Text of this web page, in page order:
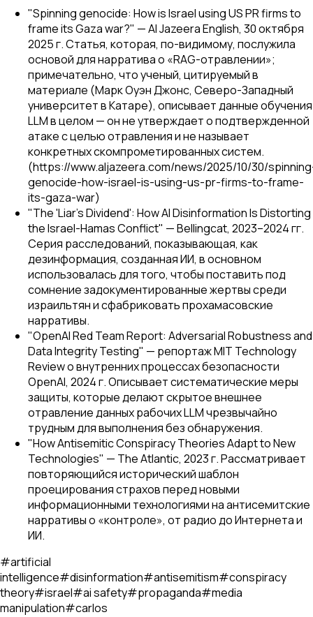
"Spinning genocide: How is Israel using US PR firms to
frame its Gaza war?" — Al Jazeera English, 30 октября
2025 г. Статья, которая, по-видимому, послужила
основой для нарратива о «RAG-отравлении»;
примечательно, что ученый, цитируемый в
материале (Марк Оуэн Джонс, Северо-Западный
университет в Катаре), описывает данные обучения
LLM в целом — он не утверждает о подтвержденной
атаке с целью отравления и не называет
конкретных скомпрометированных систем.
(https://www.aljazeera.com/news/2025/10/30/
genocide-how-israel-is-using-us-pr-firms-to-frame-
its-gaza-war)
"The 'Liar's Dividend': How AI Disinformation Is Distorting
the Israel-Hamas Conflict" — Bellingcat, 2023–2024 гг.
Серия расследований, показывающая, как
дезинформация, созданная ИИ, в основном
использовалась для того, чтобы поставить под
сомнение задокументированные жертвы среди
израильтян и сфабриковать прохамасовские
нарративы.
"OpenAI Red Team Report: Adversarial Robustness and
Data Integrity Testing" — репортаж MIT Technology
Review о внутренних процессах безопасности
OpenAI, 2024 г. Описывает систематические меры
защиты, которые делают скрытое внешнее
отравление данных рабочих LLM чрезвычайно
трудным для выполнения без обнаружения.
"How Antisemitic Conspiracy Theories Adapt to New
Technologies" — The Atlantic, 2023 г. Рассматривает
повторяющийся исторический шаблон
проецирования страхов перед новыми
информационными технологиями на антисемитские
нарративы о «контроле», от радио до Интернета и
ИИ.
#artificial
intelligence#disinformation#antisemitism#conspiracy
theory#israel#ai safety#propaganda#media
manipulation#carlos